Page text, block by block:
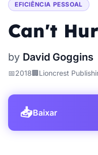
EFICIÊNCIA PESSOAL
Can't
by David Goggins
📅2018🏢Lioncrest
📥Baixar